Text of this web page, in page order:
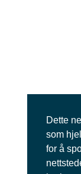
Dette
som
for å